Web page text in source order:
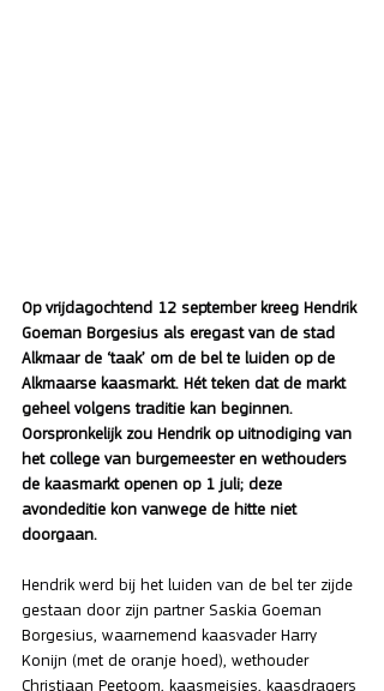
Op vrijdagochtend 12 september kreeg Hendrik
Goeman Borgesius als eregast van de stad
Alkmaar de ‘taak’ om de bel te luiden op de
Alkmaarse kaasmarkt. Hét teken dat de markt
geheel volgens traditie kan beginnen.
Oorspronkelijk zou Hendrik op uitnodiging van
het college van burgemeester en wethouders
de kaasmarkt openen op 1 juli; deze
avondeditie kon vanwege de hitte niet
doorgaan.
Hendrik werd bij het luiden van de bel ter zijde
gestaan door zijn partner Saskia Goeman
Borgesius, waarnemend kaasvader Harry
Konijn (met de oranje hoed), wethouder
Christiaan Peetoom, kaasmeisjes, kaasdragers